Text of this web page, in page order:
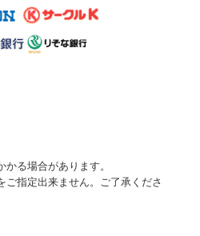
る場合があります。
ご指定出来ません。ご了承くださ